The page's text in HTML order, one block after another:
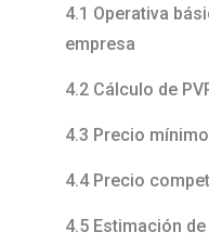
4.1 Operativa
empresa
4.2 Cálculo de
4.3 Precio
4.4 Precio
4.5 Estimación